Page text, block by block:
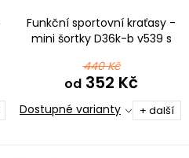
Funkční sportovní kraťasy -
mini šortky D36k-b v539 s
440 Kč
od 352 Kč
Dostupné varianty + další